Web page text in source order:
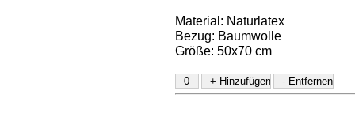
Material: Naturlatex
Bezug: Baumwolle
Größe: 50x70 cm